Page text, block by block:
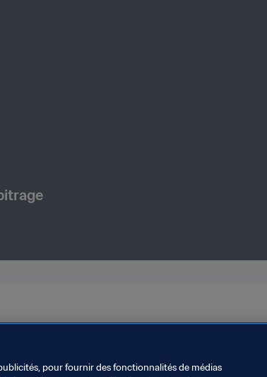
pour fournir des fonctionnalités de médias